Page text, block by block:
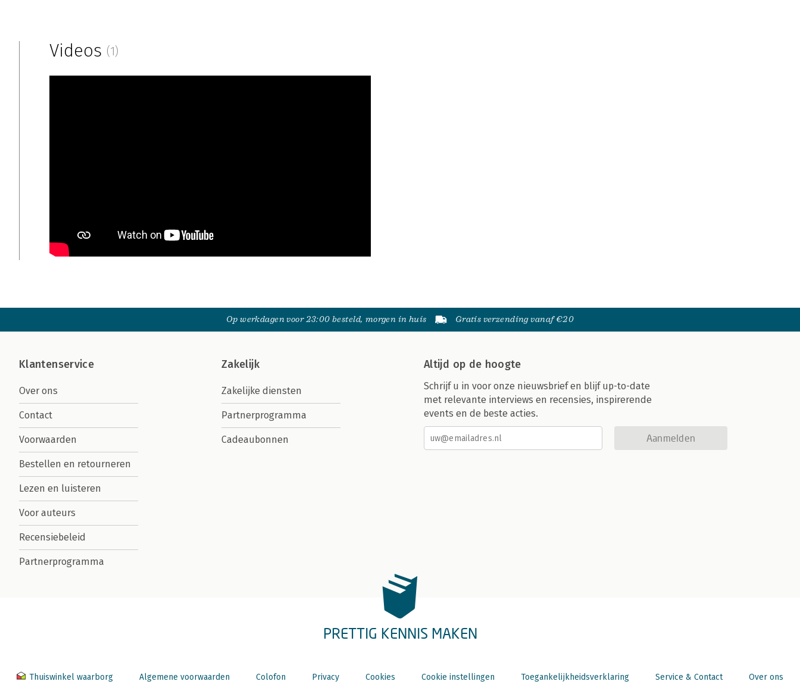
Videos (1)
Op werkdagen voor 23:00 besteld, morgen in huis Gratis verzending vanaf €20
Klantenservice
Over ons
Contact
Voorwaarden
Bestellen en retourneren
Lezen en luisteren
Voor auteurs
Recensiebeleid
Partnerprogramma
Zakelijk
Zakelijke diensten
Partnerprogramma
Cadeaubonnen
Altijd op de hoogte
Schrijf u in voor onze nieuwsbrief en blijf up-to-date
met relevante interviews en recensies, inspirerende
events en de beste acties.
Aanmelden
PRETTIG KENNIS MAKEN
Thuiswinkel waarborg Algemene voorwaarden Colofon Privacy Cookies Cookie instellingen Toegankelijkheidsverklaring Service & Contact Over ons